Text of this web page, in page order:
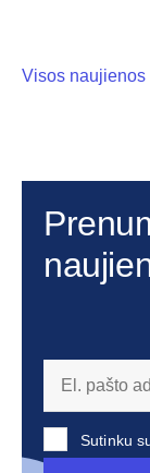
Visos naujienos
Sutinku